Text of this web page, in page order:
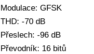
Modulace: GFSK
THD: -70 dB
Přeslech: -96 dB
Převodník: 16 bitů